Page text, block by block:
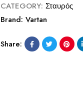
CATEGORY: Σταυρός
Brand: Vartan
Share: